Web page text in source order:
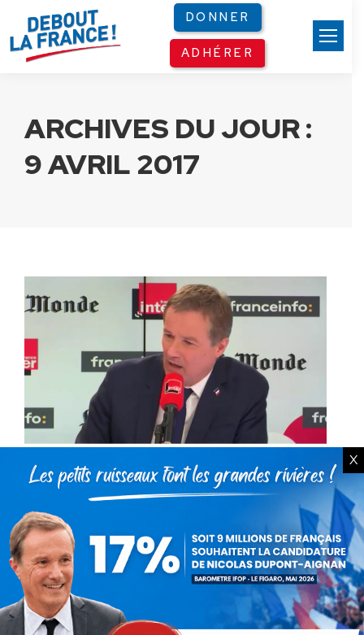
DONNER
ADHÉRER
ARCHIVES DU JOUR :
9 AVRIL 2017
Nicolas Dupont-Aignan invité de
Questions Politiques sur France
Inter
Vidéo Debout La France
9 avril 2017
Le dimanche 9 avril 2017, Nicolas Dupont-
Aignan, Président de Debout la France et
candidat à l’élection présidentielle était l’invité
X
Panneau de gestion des cookies